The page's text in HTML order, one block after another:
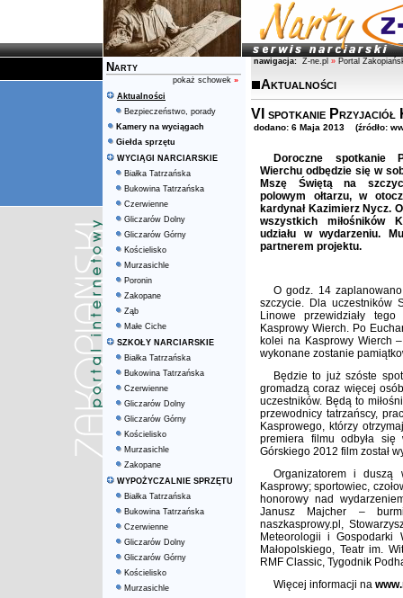
Narty
pokaż schowek »
Aktualności
Bezpieczeństwo, porady
Kamery na wyciągach
Giełda sprzętu
WYCIĄGI NARCIARSKIE
Białka Tatrzańska
Bukowina Tatrzańska
Czerwienne
Gliczarów Dolny
Gliczarów Górny
Kościelisko
Murzasichle
Poronin
Zakopane
Ząb
Małe Ciche
SZKOŁY NARCIARSKIE
Białka Tatrzańska
Bukowina Tatrzańska
Czerwienne
Gliczarów Dolny
Gliczarów Górny
Kościelisko
Murzasichle
Zakopane
WYPOŻYCZALNIE SPRZĘTU
Białka Tatrzańska
Bukowina Tatrzańska
Czerwienne
Gliczarów Dolny
Gliczarów Górny
Kościelisko
Murzasichle
nawigacja: Z-ne.pl » Portal
Aktualności
VI spotkanie Przyjaciół
dodano: 6 Maja 2013 (źródło:
Doroczne spotkanie
Wierchu odbędzie się w
Mszę Świętą na
polowym ołtarzu, w
kardynał Kazimierz Nycz.
wszystkich miłośników
udziału w wydarzeniu.
partnerem projektu.
O godz. 14
szczycie. Dla uczestników
Linowe przewidziały
Kasprowy Wierch. Po
kolei na Kasprowy Wierch
wykonane zostanie
Będzie to już szóste
gromadzą coraz więcej
uczestników. Będą to
przewodnicy tatrzańscy,
Kasprowego, którzy
premiera filmu odbyła
Górskiego 2012 film został
Organizatorem i duszą
Kasprowy; sportowiec,
honorowy nad
Janusz Majcher –
naszkasprowy.pl,
Meteorologii i Gospodarki
Małopolskiego, Teatr im.
RMF Classic, Tygodnik
Więcej informacji na